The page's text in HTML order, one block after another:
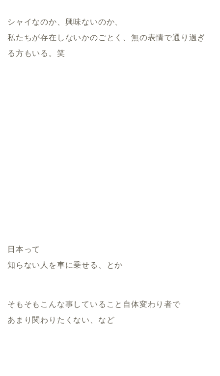
シャイなのか、興味ないのか、
私たちが存在しないかのごとく、無の表情で通り過ぎ
る方もいる。笑
日本って
知らない人を車に乗せる、とか
そもそもこんな事していること自体変わり者で
あまり関わりたくない、など